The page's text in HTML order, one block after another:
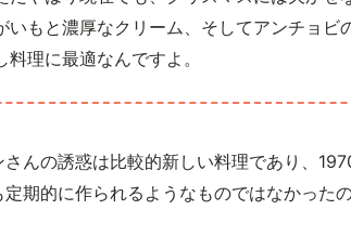
もと濃厚なクリーム、そしてアンチョビ
理に最適なんですよ。
んの誘惑は比較的新しい料理であり、
期的に作られるようなものではなかった